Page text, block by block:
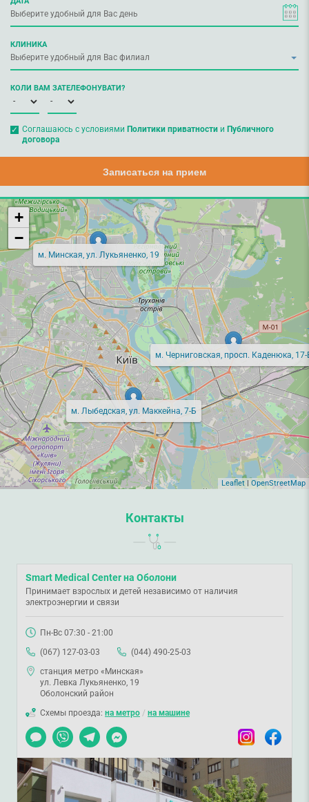
КЛИНИКА
КОЛИ ВАМ ЗАТЕЛЕФОНУВАТИ?
Соглашаюсь с условиями Политики приватностии Публичного
договора
Записаться на прием
м. Минская, ул. Лукьяненко, 19
м. Лыбедская, ул. Маккейна, 7-Б
м. Черниговская, просп. Каденюка, 17-
+
−
Leaflet OpenStreetMap
Контакты
Smart Medical Center на Оболони
Принимает взрослых и детей независимо от наличия
электроэнергии и связи
Пн-Вс 07:30 - 21:00
(067) 127-03-03
(044) 490-25-03
станция метро «Минская»
ул. Левка Лукьяненко, 19
Оболонский район
Схемы проезда: на метро / на машине
Чат
Viber TelegramMessenger InstagramFacebook